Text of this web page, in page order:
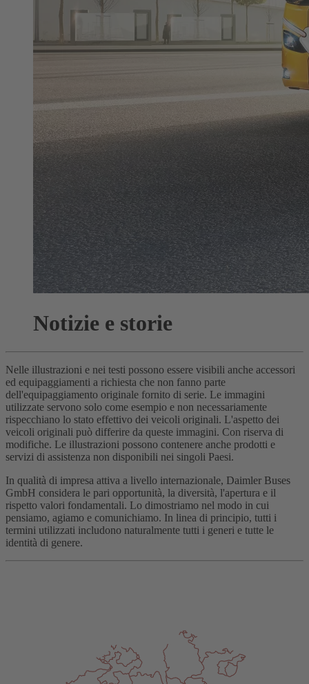
Notizie e storie
Nelle illustrazioni e nei testi possono essere visibili anche accessori
ed equipaggiamenti a richiesta che non fanno parte
dell'equipaggiamento originale fornito di serie. Le immagini
utilizzate servono solo come esempio e non necessariamente
rispecchiano lo stato effettivo dei veicoli originali. L'aspetto dei
veicoli originali può differire da queste immagini. Con riserva di
modifiche. Le illustrazioni possono contenere anche prodotti e
servizi di assistenza non disponibili nei singoli Paesi.
In qualità di impresa attiva a livello internazionale, Daimler Buses
GmbH considera le pari opportunità, la diversità, l'apertura e il
rispetto valori fondamentali. Lo dimostriamo nel modo in cui
pensiamo, agiamo e comunichiamo. In linea di principio, tutti i
termini utilizzati includono naturalmente tutti i generi e tutte le
identità di genere.